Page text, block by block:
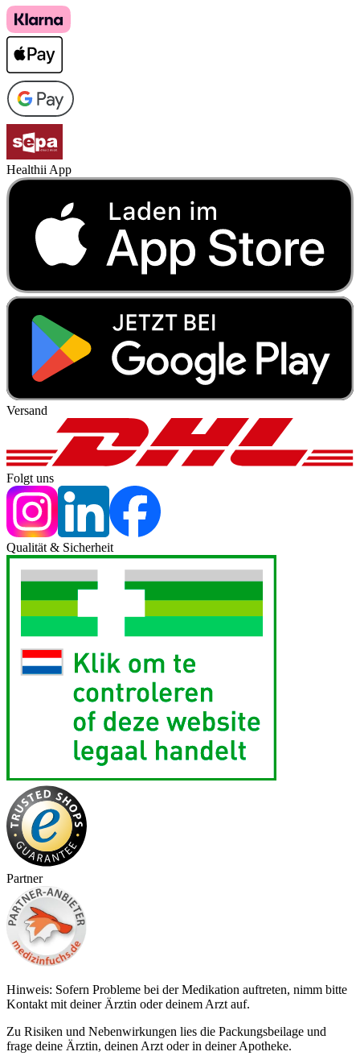
Healthii App
Versand
Folgt uns
Qualität & Sicherheit
Partner
Hinweis: Sofern Probleme bei der Medikation auftreten, nimm bitte
Kontakt mit deiner Ärztin oder deinem Arzt auf.
Zu Risiken und Nebenwirkungen lies die Packungsbeilage und
frage deine Ärztin, deinen Arzt oder in deiner Apotheke.